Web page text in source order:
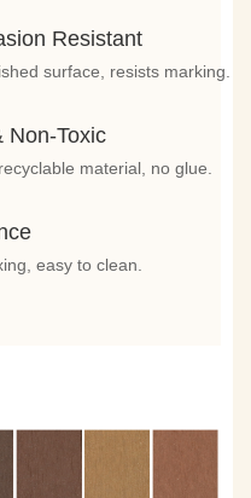
Resistant
surface, resists marking.
Non-Toxic
material, no glue.
easy to clean.